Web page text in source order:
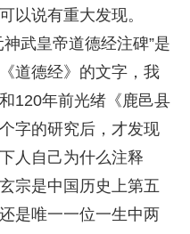
以说有重大发现。
武皇帝道德经注碑”是
道德经》的文字，我
120年前光绪《鹿邑县
字的研究后，才发现
人自己为什么注释
宗是中国历史上第五
是唯一一位一生中两